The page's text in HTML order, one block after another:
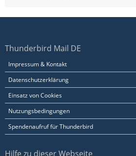
Thunderbird Mail DE
Impressum & Kontakt
Datenschutzerklärung
Einsatz von Cookies
Nutzungsbedingungen
Spendenaufruf für Thunderbird
Hilfe zu dieser Webseite